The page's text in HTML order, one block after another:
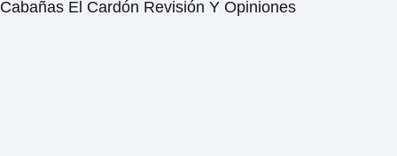
Cabañas El Cardón Revisión Y Opiniones